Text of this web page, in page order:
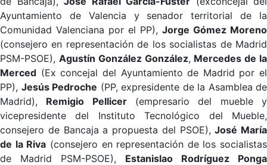
Ayuntamiento de Valencia y senador territorial de la
Comunidad Valenciana por el PP), Jorge Gómez Moreno
(consejero en representación de los socialistas de Madrid
PSM-PSOE), Agustín González González, Mercedes de la
Merced (Ex concejal del Ayuntamiento de Madrid por el
PP), Jesús Pedroche (PP, expresidente de la Asamblea de
Madrid), Remigio Pellicer(empresario del mueble y
vicepresidente del Instituto Tecnológico del Mueble,
consejero de Bancaja a propuesta del PSOE),José María
de la Riva (consejero en representación de los socialistas
de Madrid PSM-PSOE), Estanislao Rodríguez Ponga